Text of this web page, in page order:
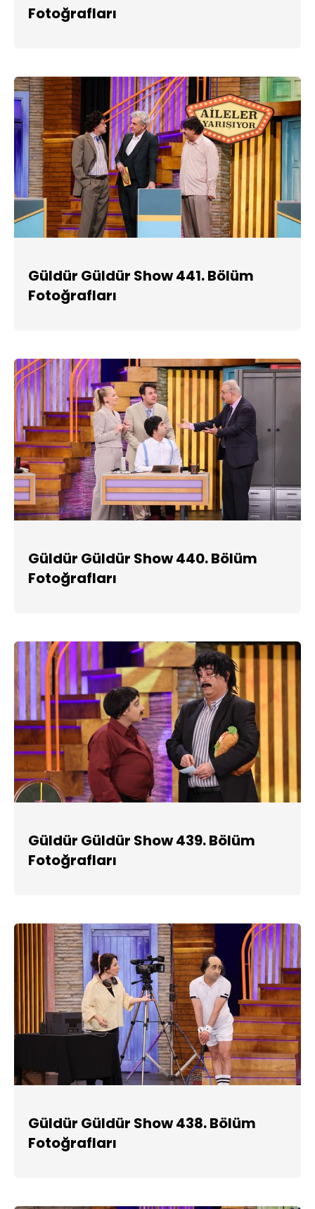
Fotoğrafları
Güldür Güldür Show 441. Bölüm
Fotoğrafları
Güldür Güldür Show 440. Bölüm
Fotoğrafları
Güldür Güldür Show 439. Bölüm
Fotoğrafları
Güldür Güldür Show 438. Bölüm
Fotoğrafları